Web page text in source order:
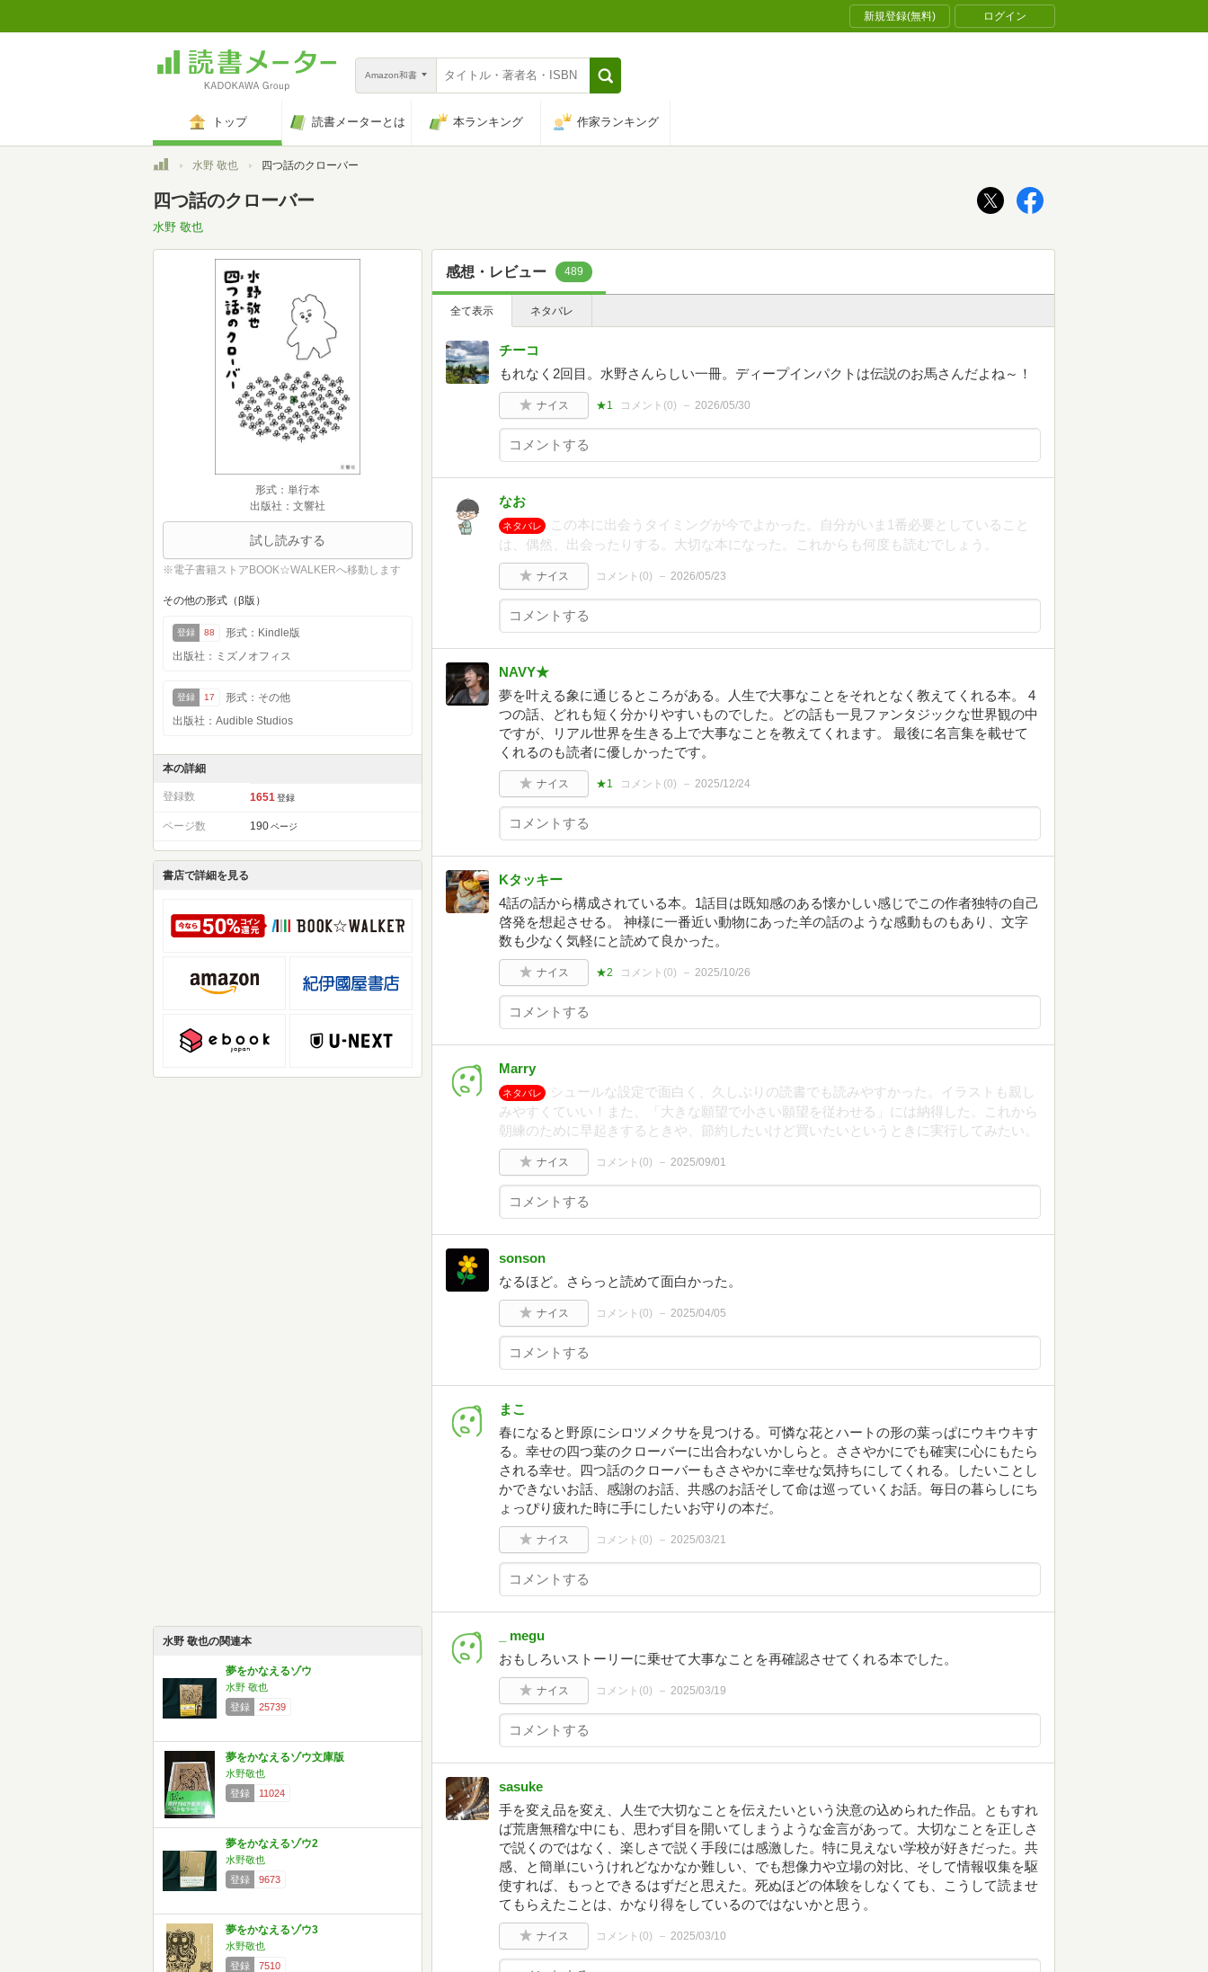
新規登録(無料) ログイン
Amazon和書
トップ 読書メーターとは 本ランキング 作家ランキング
トップ水野 敬也 四つ話のクローバー
四つ話のクローバー
水野 敬也
形式：単行本
出版社：文響社
試し読みする
※電子書籍ストアBOOK☆WALKERへ移動します
その他の形式（β版）
登録 88
形式：Kindle版
出版社：ミズノオフィス
登録 17
形式：その他
出版社：Audible Studios
本の詳細
登録数 1651 登録
ページ数 190 ページ
書店で詳細を見る
水野 敬也の関連本
夢をかなえるゾウ
水野 敬也
登録
25739
夢をかなえるゾウ文庫版
水野敬也
登録
11024
夢をかなえるゾウ2
水野敬也
登録
9673
夢をかなえるゾウ3
水野敬也
登録
7510
感想・レビュー 489
全て表示 ネタバレ
チーコ
もれなく2回目。水野さんらしい一冊。ディープインパクトは伝説のお馬さんだよね～！
ナイス ★1 コメント(0) 2026/05/30
なお
ネタバレ
この本に出会うタイミングが今でよかった。自分がいま1番必要としていること
は、偶然、出会ったりする。大切な本になった。これからも何度も読むでしょう。
ナイス コメント(0) 2026/05/23
NAVY★
夢を叶える象に通じるところがある。人生で大事なことをそれとなく教えてくれる本。 4
つの話、どれも短く分かりやすいものでした。どの話も一見ファンタジックな世界観の中
ですが、リアル世界を生きる上で大事なことを教えてくれます。 最後に名言集を載せて
くれるのも読者に優しかったです。
ナイス ★1 コメント(0) 2025/12/24
Kタッキー
4話の話から構成されている本。1話目は既知感のある懐かしい感じでこの作者独特の自己
啓発を想起させる。 神様に一番近い動物にあった羊の話のような感動ものもあり、文字
数も少なく気軽にと読めて良かった。
ナイス ★2 コメント(0) 2025/10/26
Marry
ネタバレ
シュールな設定で面白く、久しぶりの読書でも読みやすかった。イラストも親し
みやすくていい！また、「大きな願望で小さい願望を従わせる」には納得した。これから
朝練のために早起きするときや、節約したいけど買いたいというときに実行してみたい。
ナイス コメント(0) 2025/09/01
sonson
なるほど。さらっと読めて面白かった。
ナイス コメント(0) 2025/04/05
まこ
春になると野原にシロツメクサを見つける。可憐な花とハートの形の葉っぱにウキウキす
る。幸せの四つ葉のクローバーに出合わないかしらと。ささやかにでも確実に心にもたら
される幸せ。四つ話のクローバーもささやかに幸せな気持ちにしてくれる。したいことし
かできないお話、感謝のお話、共感のお話そして命は巡っていくお話。毎日の暮らしにち
ょっぴり疲れた時に手にしたいお守りの本だ。
ナイス コメント(0) 2025/03/21
_ megu
おもしろいストーリーに乗せて大事なことを再確認させてくれる本でした。
ナイス コメント(0) 2025/03/19
sasuke
手を変え品を変え、人生で大切なことを伝えたいという決意の込められた作品。ともすれ
ば荒唐無稽な中にも、思わず目を開いてしまうような金言があって。大切なことを正しさ
で説くのではなく、楽しさで説く手段には感激した。特に見えない学校が好きだった。共
感、と簡単にいうけれどなかなか難しい、でも想像力や立場の対比、そして情報収集を駆
使すれば、もっとできるはずだと思えた。死ぬほどの体験をしなくても、こうして読ませ
てもらえたことは、かなり得をしているのではないかと思う。
ナイス コメント(0) 2025/03/10